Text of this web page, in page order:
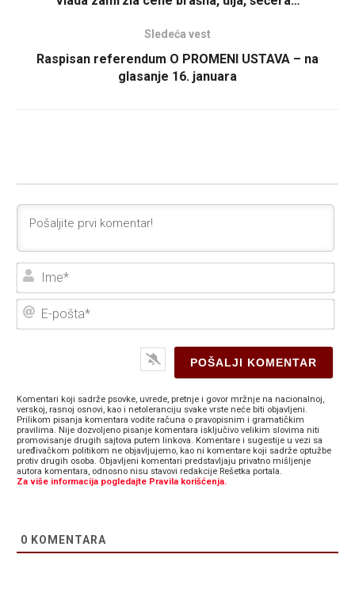
Sledeća vest
Raspisan referendum O PROMENI USTAVA – na
glasanje 16. januara
E-
Komentari koji sadrže psovke, uvrede, pretnje i govor mržnje na nacionalnoj,
verskoj, rasnoj osnovi, kao i netoleranciju svake vrste neće biti objavljeni.
Prilikom pisanja komentara vodite računa o pravopisnim i gramatičkim
pravilima. Nije dozvoljeno pisanje komentara isključivo velikim slovima niti
promovisanje drugih sajtova putem linkova. Komentare i sugestije u vezi sa
uređivačkom politikom ne objavljujemo, kao ni komentare koji sadrže optužbe
protiv drugih osoba. Objavljeni komentari predstavljaju privatno mišljenje
autora komentara, odnosno nisu stavovi redakcije Rešetka portala.
Za više informacija pogledajte Pravila korišćenja.
0 KOMENTARA